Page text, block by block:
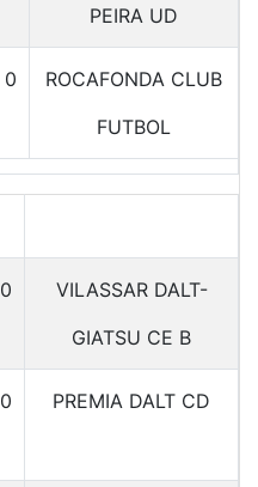
PEIRA UD
0
ROCAFONDA CLUB
FUTBOL
0
VILASSAR DALT-
GIATSU CE B
0 PREMIA DALT CD